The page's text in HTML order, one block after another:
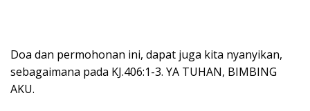
Doa dan permohonan ini, dapat juga kita nyanyikan,
sebagaimana pada KJ.406:1-3. YA TUHAN, BIMBING
AKU.